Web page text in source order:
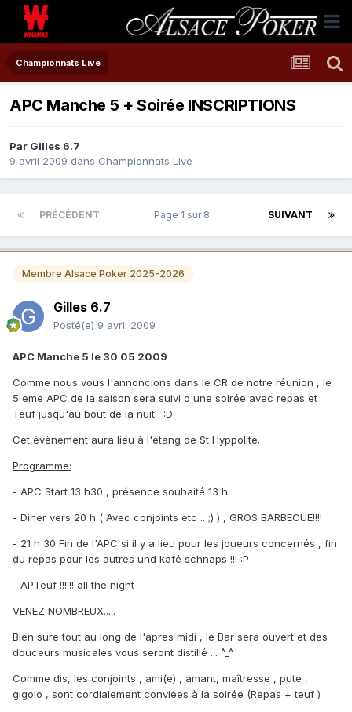
Championnats Live
APC Manche 5 + Soirée INSCRIPTIONS
Par Gilles 6.7
9 avril 2009 dans Championnats Live
PRÉCÉDENT SUIVANT
Page 1 sur 8
Membre Alsace Poker 2025-2026
Gilles 6.7
Posté(e) 9 avril 2009
APC Manche 5 le 30 05 2009
Comme nous vous l'annoncions dans le CR de notre réunion , le
5 eme APC de la saison sera suivi d'une soirée avec repas et
Teuf jusqu'au bout de la nuit . :D
Cet évènement aura lieu à l'étang de St Hyppolite.
Programme:
- APC Start 13 h30 , présence souhaité 13 h
- Diner vers 20 h ( Avec conjoints etc .. ;) ) , GROS BARBECUE!!!!
- 21 h 30 Fin de l'APC si il y a lieu pour les joueurs concernés , fin
du repas pour les autres und kafé schnaps !!! :P
- APTeuf !!!!!! all the night
VENEZ NOMBREUX.....
Bien sure tout au long de l'apres midi , le Bar sera ouvert et des
douceurs musicales vous seront distillé ... ^_^
Comme dis, les conjoints , ami(e) , amant, maîtresse , pute ,
gigolo , sont cordialement conviées à la soirée (Repas + teuf )